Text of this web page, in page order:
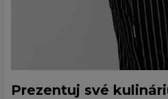
Prezentuj své